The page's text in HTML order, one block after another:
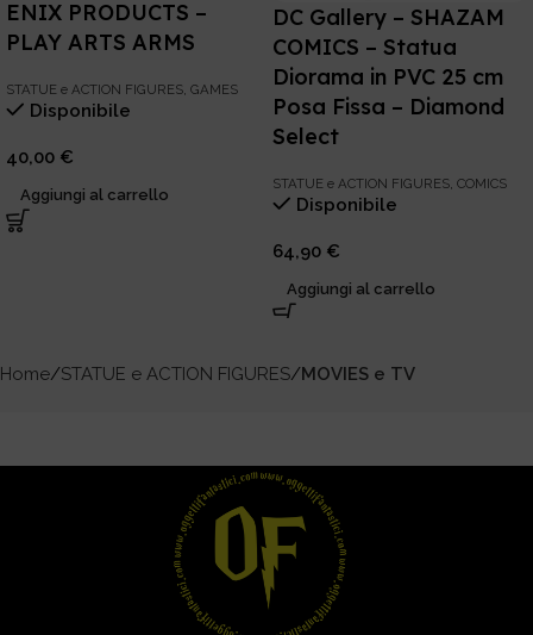
ENIX PRODUCTS –
PLAY ARTS ARMS
STATUE e ACTION FIGURES GAMES
Disponibile
40,00 €
Aggiungi al carrello
DC Gallery – SHAZAM
COMICS – Statua
Diorama in PVC 25 cm
Posa Fissa – Diamond
Select
STATUE e ACTION FIGURES, COMICS
Disponibile
64,90 €
Aggiungi al carrello
Home STATUE e ACTION FIGURES MOVIES e TV